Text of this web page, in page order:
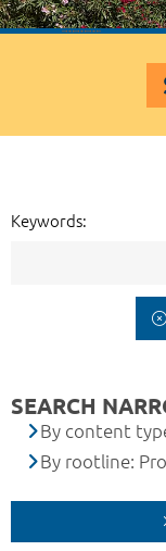
Keywords:
SEARCH
By content
By rootline: